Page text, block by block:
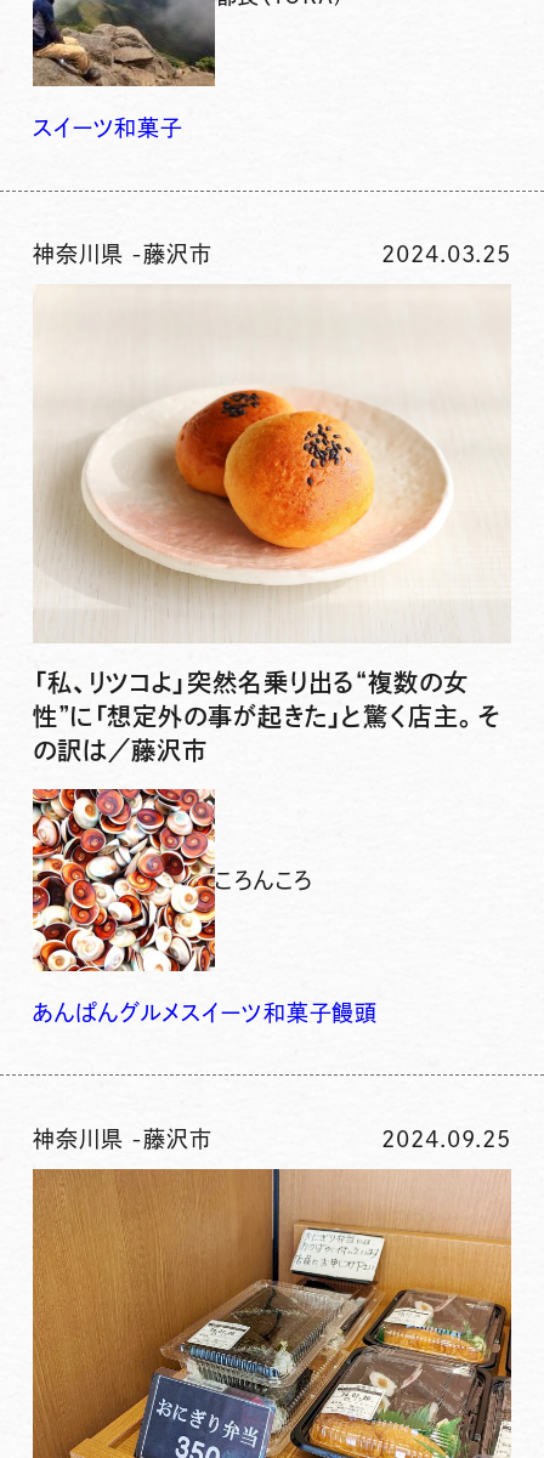
スイーツ和菓子
神奈川県 -藤沢市 2024.03.25
「私、リツコよ」突然名乗り出る“複数の女
性”に「想定外の事が起きた」と驚く店主。そ
の訳は／藤沢市
ころんころ
あんぱんグルメ スイーツ和菓子饅頭
神奈川県 -藤沢市 2024.09.25